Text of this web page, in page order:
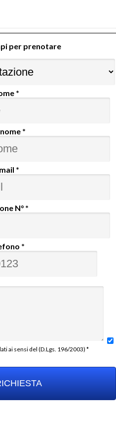
per prenotare
*
*
*
N° *
*
ai sensi del (D.Lgs. 196/2003) *